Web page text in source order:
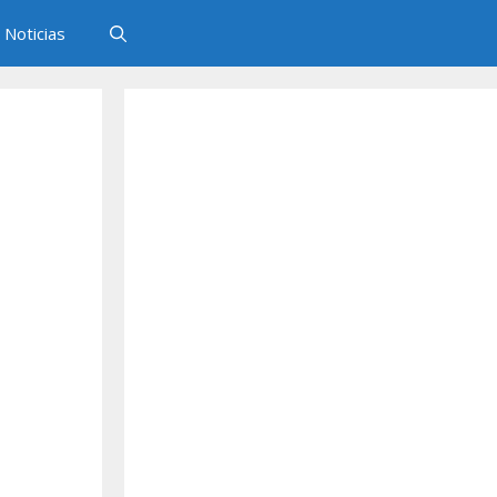
Noticias